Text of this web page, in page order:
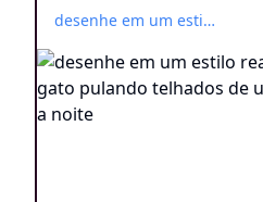
desenhe em um estilo realista, um gato pulando telhados de uma cidade a noite